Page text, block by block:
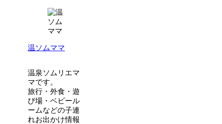
温ソムママ
温泉ソムリエマ
マです。
旅行・外食・遊
び場・ベビール
ームなどの子連
れお出かけ情報